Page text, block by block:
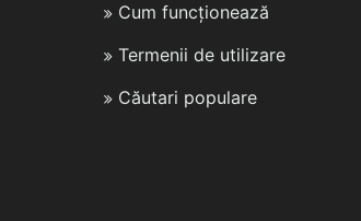
Cum funcționează
Termenii de utilizare
Căutari populare